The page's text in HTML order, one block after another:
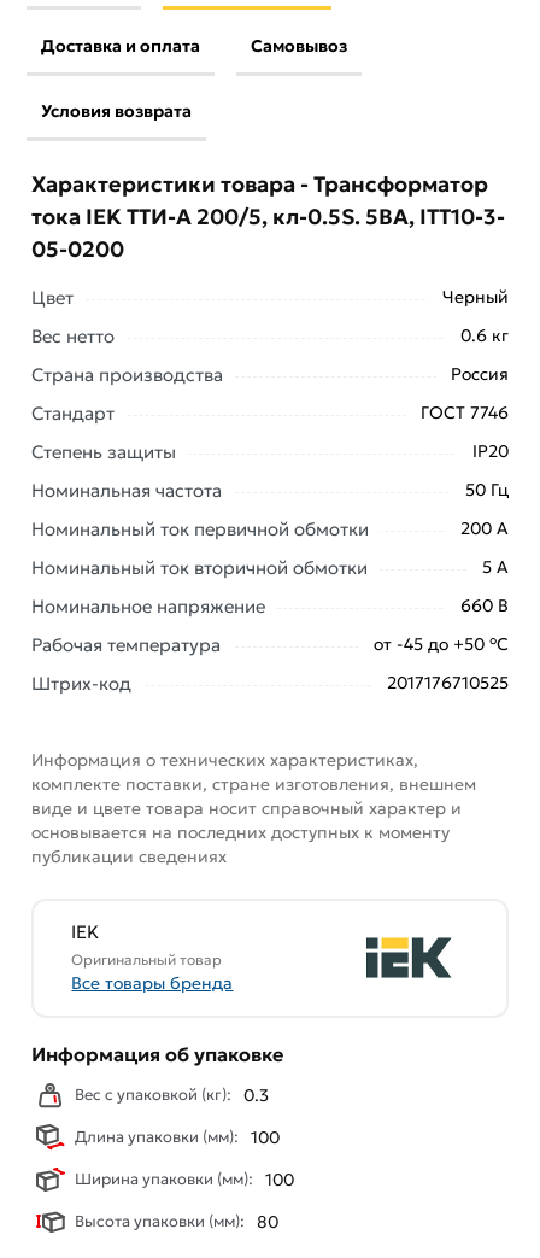
Доставка и оплата Самовывоз
Условия возврата
тока IEK ТТИ-А 200/5, кл-0.5S. 5ВА, ITT10-3-05-0200
из категорииТрансформаторы токадействительны в
Москве и области.
Наши профессиональные менеджеры обработают
заказ и свяжутся с Вами для согласования условий
доставки или самовывоза. Перед оформлением
онлайн заказа рекомендуем ознакомиться с
Данний товар от производителясертифицирован,
соответствует всем стандартам качества. Возврат
купленного товарa в течение 7 дней (наличие чека
обязательно).
Характеристики товара - Трансформатор
тока IEK ТТИ-А 200/5, кл-0.5S. 5ВА, ITT10-3-
05-0200
Цвет Черный
Вес нетто 0.6 кг
Страна производства Россия
Стандарт ГОСТ 7746
Степень защиты IP20
Номинальная частота 50 Гц
Номинальный ток первичной обмотки 200 А
Номинальный ток вторичной обмотки 5 А
Номинальное напряжение 660 В
Рабочая температура от -45 до +50 °С
Штрих-код 2017176710525
Информация о технических характеристиках,
комплекте поставки, стране изготовления, внешнем
виде и цвете товара носит справочный характер и
основывается на последних доступных к моменту
публикации сведениях
IEK
Оригинальный товар
Все товары бренда
Информация об упаковке
Вес с упаковкой (кг): 0.3
Длина упаковки (мм): 100
Ширина упаковки (мм): 100
Высота упаковки (мм): 80